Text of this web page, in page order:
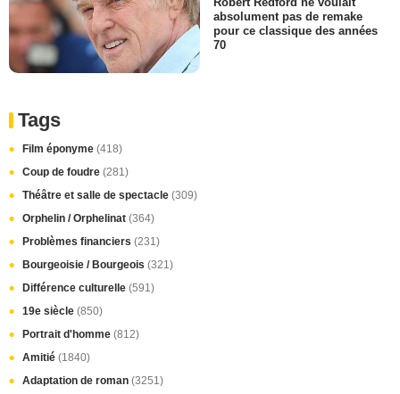
absolument pas de remake
pour ce classique des années
70
Tags
Film éponyme (418)
Coup de foudre (281)
Théâtre et salle de spectacle (309)
Orphelin / Orphelinat (364)
Problèmes financiers (231)
Bourgeoisie / Bourgeois (321)
Différence culturelle (591)
19e siècle (850)
Portrait d'homme (812)
Amitié (1840)
Adaptation de roman (3251)